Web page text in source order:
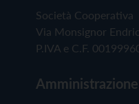
Società Cooperativa
Via Monsignor
P.IVA e C.F.